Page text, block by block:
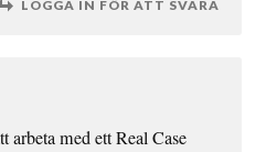
LOGGA IN FÖR ATT SVARA
med ett Real Case